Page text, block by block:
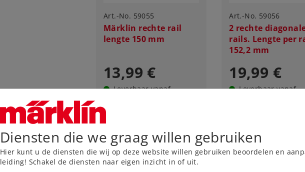
Art.-No. 59055
Märklin rechte rail
lengte 150 mm
13,99 €
Leverbaar vanaf
Art.-No. 59056
2 rechte
rails. Lengte per
152,2 mm
19,99 €
Leverbaar vanaf
Diensten die we graag willen gebruiken
Hier kunt u de diensten die wij op deze website willen gebruiken beoordelen en
leiding! Schakel de diensten naar eigen inzicht in of uit.